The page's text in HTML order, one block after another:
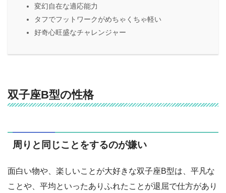
変幻自在な適応能力
タフでフットワークがめちゃくちゃ軽い
好奇心旺盛なチャレンジャー
双子座B型の性格
周りと同じことをするのが嫌い
面白い物や、楽しいことが大好きな双子座B型は、平凡な
ことや、平均といったありふれたことが退屈で仕方があり